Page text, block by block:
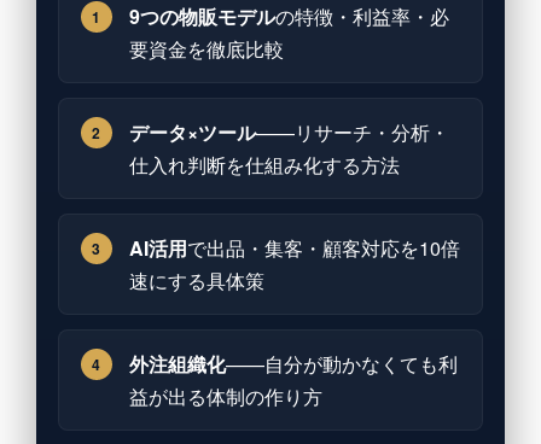
1 9つの物販モデルの特徴・利益率・必
要資金を徹底比較
2 データ×ツール——リサーチ・分析・
仕入れ判断を仕組み化する方法
3 AI活用で出品・集客・顧客対応を10倍
速にする具体策
4 外注組織化——自分が動かなくても利
益が出る体制の作り方